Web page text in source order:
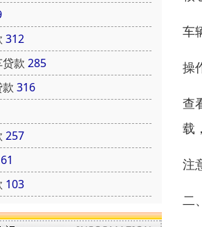
312
款 285
316
257
103
车
操
查
载
注
二